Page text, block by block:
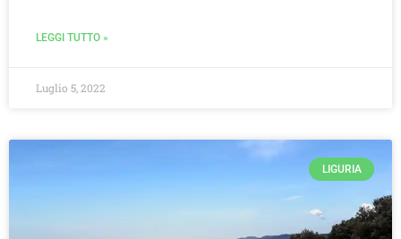
LEGGI TUTTO »
Luglio 5, 2022
LIGURIA